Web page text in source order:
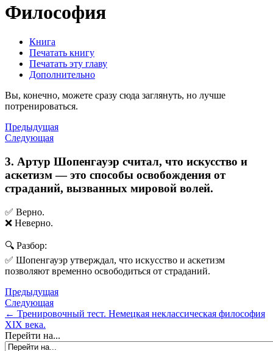
Философия
Книга
Печатать книгу
Печатать эту главу
Дополнительно
Вы, конечно, можете сразу сюда заглянуть, но лучше
потренироваться.
Предыдущая
Следующая
3. Артур Шопенгауэр считал, что искусство и
аскетизм — это способы освобождения от
страданий, вызванных мировой волей.
✅ Верно.
❌ Неверно.
🔍 Разбор:
✅ Шопенгауэр утверждал, что искусство и аскетизм
позволяют временно освободиться от страданий.
Предыдущая
Следующая
← Тренировочный тест. Немецкая неклассическая философия
XIX века.
Перейти на...